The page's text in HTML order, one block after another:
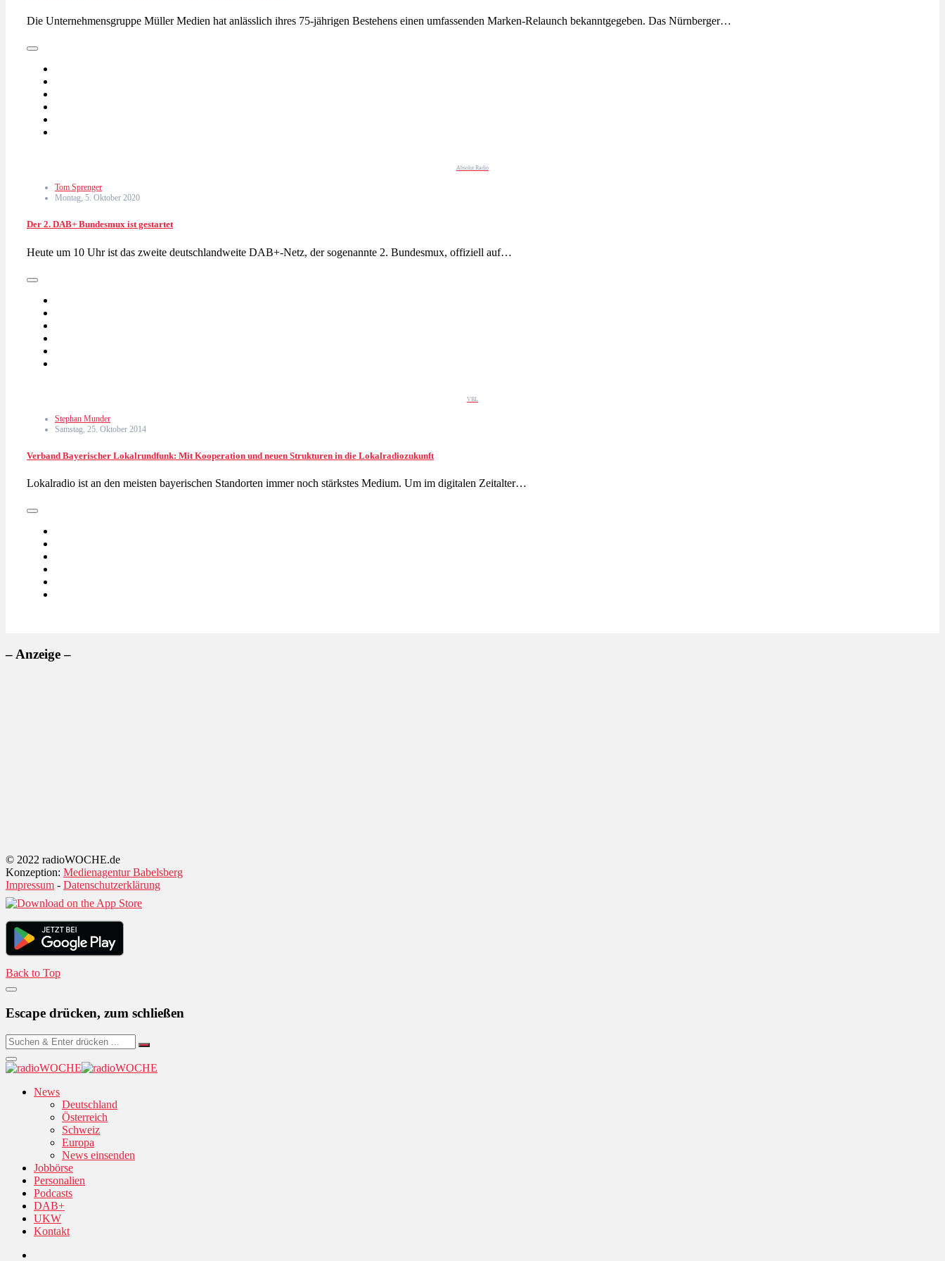
Die Unternehmensgruppe Müller Medien hat anlässlich ihres 75-jährigen Bestehens einen umfassenden Marken-Relaunch bekanntgegeben. Das Nürnberger…
Absolut Radio
Tom Sprenger
Montag, 5. Oktober 2020
Der 2. DAB+ Bundesmux ist gestartet
Heute um 10 Uhr ist das zweite deutschlandweite DAB+-Netz, der sogenannte 2. Bundesmux, offiziell auf…
VBL
Stephan Munder
Samstag, 25. Oktober 2014
Verband Bayerischer Lokalrundfunk: Mit Kooperation und neuen Strukturen in die Lokalradiozukunft
Lokalradio ist an den meisten bayerischen Standorten immer noch stärkstes Medium. Um im digitalen Zeitalter…
– Anzeige –
© 2022 radioWOCHE.de
Konzeption: Medienagentur Babelsberg
Impressum - Datenschutzerklärung
Back to Top
Escape drücken, zum schließen
News
Deutschland
Österreich
Schweiz
Europa
News einsenden
Jobbörse
Personalien
Podcasts
DAB+
UKW
Kontakt